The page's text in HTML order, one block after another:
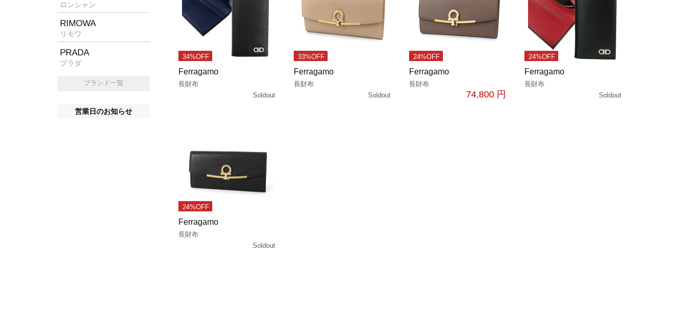
34%OFF
Ferragamo
長財布
Soldout
33%OFF
Ferragamo
長財布
Soldout
24%OFF
Ferragamo
長財布
74,800 円
24%OFF
Ferragamo
長財布
Soldout
24%OFF
Ferragamo
長財布
Soldout
ロンシャン
RIMOWA
リモワ
PRADA
プラダ
ブランド一覧
営業日のお知らせ